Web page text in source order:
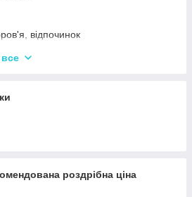
відпочинок
роздрібна ціна